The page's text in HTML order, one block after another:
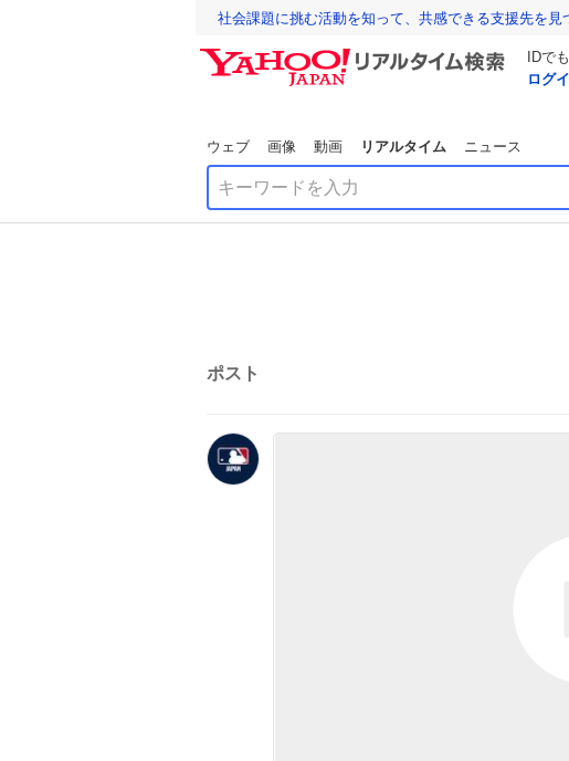
社会課題に挑む活動を知って、共感できる支援先を見
IDで
ログ
ウェブ 画像 動画 リアルタイム ニュース
ポスト